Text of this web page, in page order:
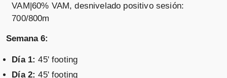
VAM|60% VAM, desnivelado positivo sesión:
700/800m
Semana 6:
Día 1: 45' footing
Día 2: 45' footing